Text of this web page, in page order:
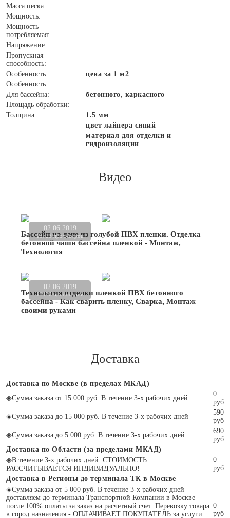
Масса песка:
Мощность:
Мощность
потребляемая:
Напряжение:
Пропускная
способность:
Особенность:
цена за 1 м2
Особенность:
Для бассейна:
бетонного, каркасного
Площадь обработки:
Толщина:
1.5 мм
цвет лайнера синий
материал для отделки и
гидроизоляции
Видео
02.06.2019
13723 просмотров
Бассейн на даче из голубой ПВХ пленки. Отделка
бетонной чаши бассейна пленкой - Монтаж,
Технология
02.06.2019
13430 просмотров
Технология отделки пленкой ПВХ бетонного
бассейна - Как сварить пленку, Сварка, Монтаж
своими руками
Доставка
Доставка по Москве (в пределах МКАД)
◈Сумма заказа от 15 000 руб. В течение 3-х рабочих дней
0
руб
◈Сумма заказа до 15 000 руб. В течение 3-х рабочих дней
590
руб
◈Сумма заказа до 5 000 руб. В течение 3-х рабочих дней
690
руб
Доставка по Области (за пределами МКАД)
◈В течение 3-х рабочих дней. СТОИМОСТЬ
РАССЧИТЫВАЕТСЯ ИНДИВИДУАЛЬНО!
0
руб
Доставка в Регионы до терминала ТК в Москве
◈Сумма заказа от 5 000 руб. В течение 3-х рабочих дней
доставляем до терминала Транспортной Компании в Москве
после 100% оплаты за заказ на расчетный счет. Перевозку товара
в город назначения - ОПЛАЧИВАЕТ ПОКУПАТЕЛЬ за услуги
0
руб